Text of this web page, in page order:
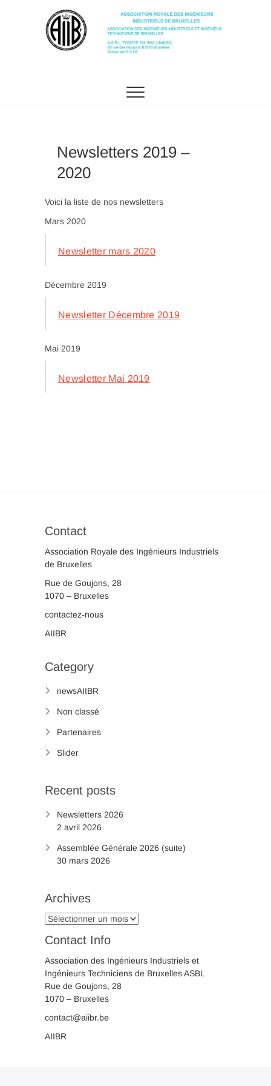
Newsletters 2019 –
2020
Voici la liste de nos newsletters
Mars 2020
Newsletter mars 2020
Décembre 2019
Newsletter Décembre 2019
Mai 2019
Newsletter Mai 2019
Contact
Association Royale des Ingénieurs Industriels
de Bruxelles
Rue de Goujons, 28
1070 – Bruxelles
contactez-nous
AIIBR
Category
newsAIIBR
Non classé
Partenaires
Slider
Recent posts
Newsletters 2026
2 avril 2026
Assemblée Générale 2026 (suite)
30 mars 2026
Archives
Archives
Contact Info
Association des Ingénieurs Industriels et
Ingénieurs Techniciens de Bruxelles ASBL
Rue de Goujons, 28
1070 – Bruxelles
contact@aiibr.be
AIIBR